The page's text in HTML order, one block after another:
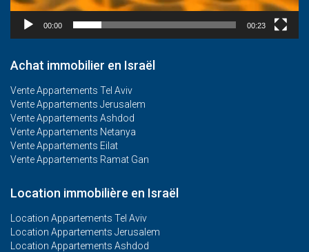
00:00 00:23
Achat immobilier en Israël
Vente Appartements Tel Aviv
Vente Appartements Jerusalem
Vente Appartements Ashdod
Vente Appartements Netanya
Vente Appartements Eilat
Vente Appartements Ramat Gan
Location immobilière en Israël
Location Appartements Tel Aviv
Location Appartements Jerusalem
Location Appartements Ashdod